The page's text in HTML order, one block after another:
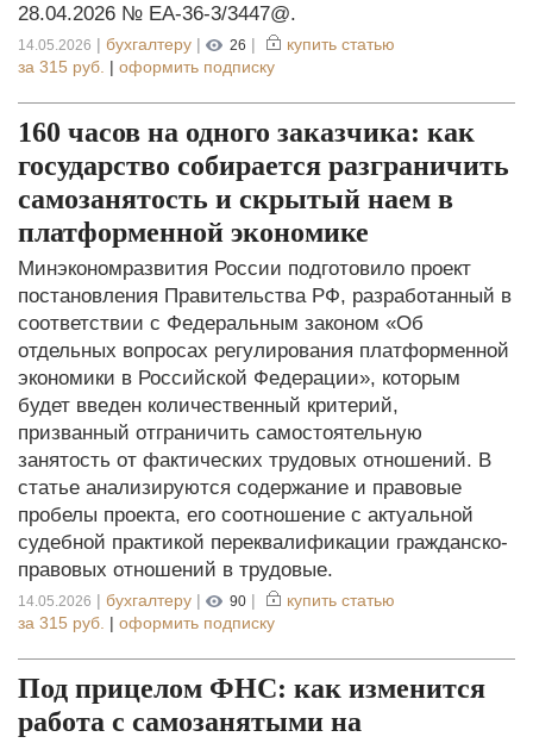
28.04.2026 № ЕА-36-3/3447@.
14.05.2026 | бухгалтеру | 26 |
купить статью
за 315 руб. | оформить подписку
160 часов на одного заказчика: как
государство собирается разграничить
самозанятость и скрытый наем в
платформенной экономике
Минэкономразвития России подготовило проект
постановления Правительства РФ, разработанный в
соответствии с Федеральным законом «Об
отдельных вопросах регулирования платформенной
экономики в Российской Федерации», которым
будет введен количественный критерий,
призванный отграничить самостоятельную
занятость от фактических трудовых отношений. В
статье анализируются содержание и правовые
пробелы проекта, его соотношение с актуальной
судебной практикой переквалификации гражданско-
правовых отношений в трудовые.
14.05.2026 | бухгалтеру | 90 |
купить статью
за 315 руб. | оформить подписку
Под прицелом ФНС: как изменится
работа с самозанятыми на